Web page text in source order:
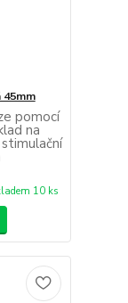
pomocí
na
10 ks